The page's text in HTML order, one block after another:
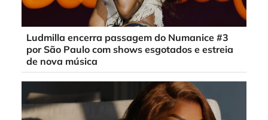
Ludmilla encerra passagem do Numanice #3
por São Paulo com shows esgotados e estreia
de nova música